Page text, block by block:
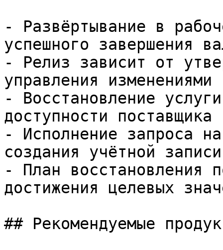
- Развёртывание в
успешного завершения
- Релиз зависит от
управления изменениями
- Восстановление
доступности
- Исполнение запроса
создания учётной
- План восстановления
достижения целевых
## Рекомендуемые